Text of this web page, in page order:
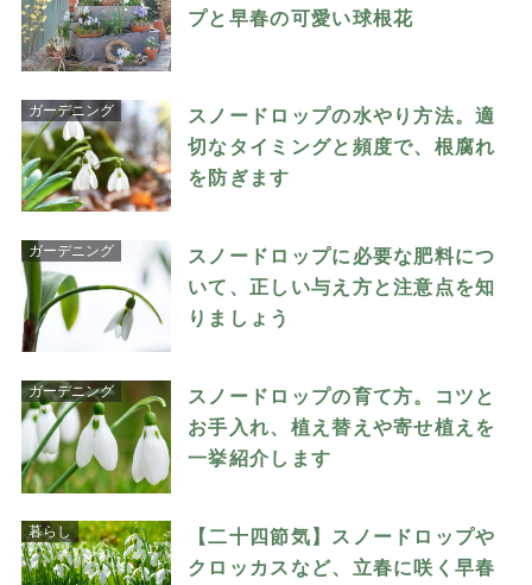
プと早春の可愛い球根花
ガーデニング
スノードロップの水やり方法。適
切なタイミングと頻度で、根腐れ
を防ぎます
ガーデニング
スノードロップに必要な肥料につ
いて、正しい与え方と注意点を知
りましょう
ガーデニング
スノードロップの育て方。コツと
お手入れ、植え替えや寄せ植えを
一挙紹介します
暮らし
【二十四節気】スノードロップや
クロッカスなど、立春に咲く早春